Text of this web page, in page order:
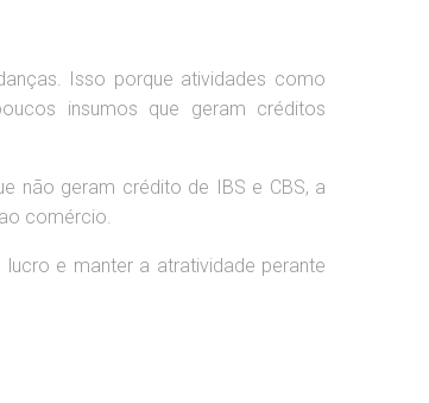
Isso porque atividades como
insumos que geram créditos
não geram crédito de IBS e CBS, a
comércio.
e manter a atratividade perante